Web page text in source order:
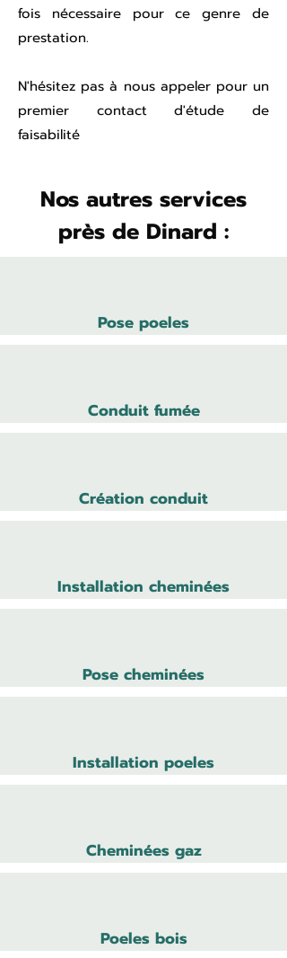
fois nécessaire pour ce genre de
prestation.
N'hésitez pas à nous appeler pour un
premier contact d'étude de
faisabilité
Nos autres services
près de Dinard :
Pose poeles
Conduit fumée
Création conduit
Installation cheminées
Pose cheminées
Installation poeles
Cheminées gaz
Poeles bois